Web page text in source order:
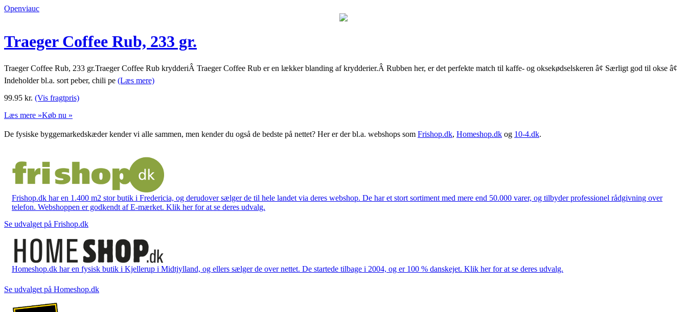
Openviauc
Traeger Coffee Rub, 233 gr.
Traeger Coffee Rub, 233 gr.Traeger Coffee Rub krydderiÂ Traeger Coffee Rub er en lækker blanding af krydderier.Â Rubben her, er det perfekte match til kaffe- og oksekødselskeren â¢ Særligt god til okse â¢
Indeholder bl.a. sort peber, chili pe (Læs mere)
99.95 kr. (Vis fragtpris)
Læs mere »Køb nu »
De fysiske byggemarkedskæder kender vi alle sammen, men kender du også de bedste på nettet? Her er der bl.a. webshops som Frishop.dk, Homeshop.dk og 10-4.dk.
Frishop.dk har en 1.400 m2 stor butik i Fredericia, og derudover sælger de til hele landet via deres webshop. De har et stort sortiment med mere end 50.000 varer, og tilbyder professionel rådgivning over
telefon. Webshoppen er godkendt af E-mærket. Klik her for at se deres udvalg.
Se udvalget på Frishop.dk
Homeshop.dk har en fysisk butik i Kjellerup i Midtjylland, og ellers sælger de over nettet. De startede tilbage i 2004, og er 100 % danskejet. Klik her for at se deres udvalg.
Se udvalget på Homeshop.dk